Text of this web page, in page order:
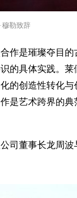
穆勒致辞
作是璀璨夺目
的具体实践。莱
的创造性转化
是艺术跨界的
司董事长龙周